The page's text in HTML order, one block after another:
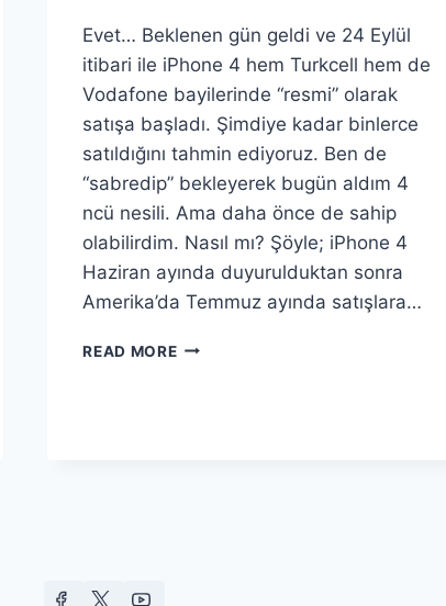
Evet… Beklenen gün geldi ve 24 Eylül
itibari ile iPhone 4 hem Turkcell hem de
Vodafone bayilerinde “resmi” olarak
satışa başladı. Şimdiye kadar binlerce
satıldığını tahmin ediyoruz. Ben de
“sabredip” bekleyerek bugün aldım 4
ncü nesili. Ama daha önce de sahip
olabilirdim. Nasıl mı? Şöyle; iPhone 4
Haziran ayında duyurulduktan sonra
Amerika’da Temmuz ayında satışlara…
READ MOREIPHONE